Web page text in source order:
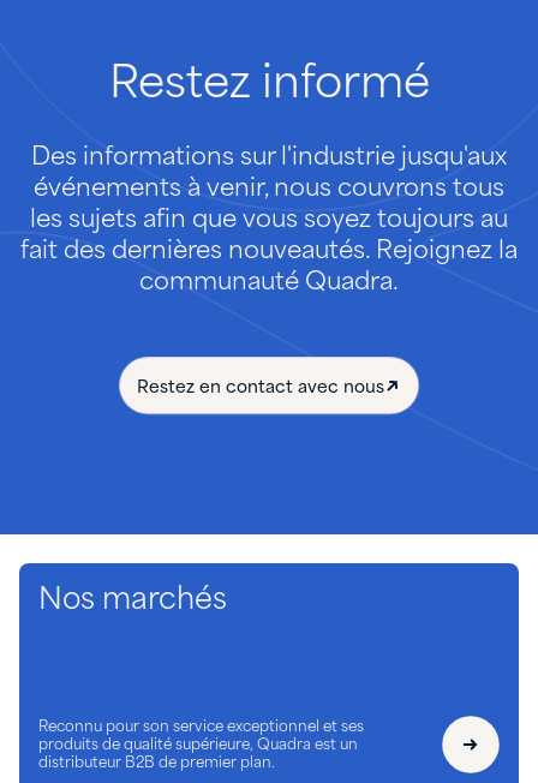
Restez informé
Des informations sur l'industrie jusqu'aux
événements à venir, nous couvrons tous
les sujets afin que vous soyez toujours au
fait des dernières nouveautés. Rejoignez la
communauté Quadra.
Restez en contact avec nous
Nos marchés
Reconnu pour son service exceptionnel et ses
produits de qualité supérieure, Quadra est un
distributeur B2B de premier plan.